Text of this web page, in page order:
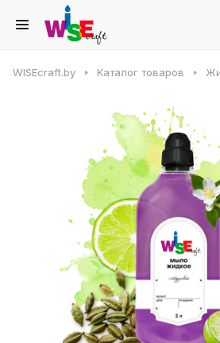
WISEcraft.by Каталог товаров